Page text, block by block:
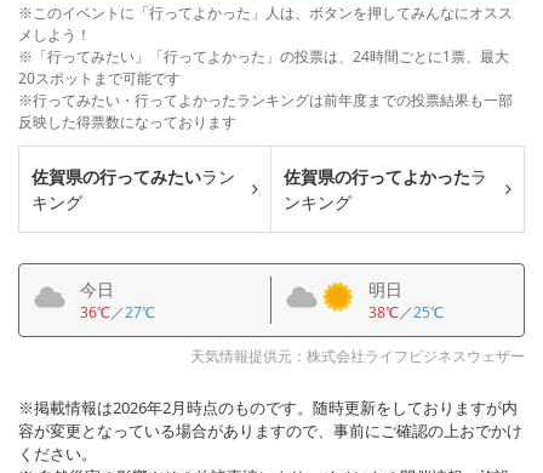
※このイベントに「行ってよかった」人は、ボタンを押してみんなにオスス
メしよう！
※「行ってみたい」「行ってよかった」の投票は、24時間ごとに1票、最大
20スポットまで可能です
※行ってみたい・行ってよかったランキングは前年度までの投票結果も一部
反映した得票数になっております
佐賀県の行ってみたいラン
キング
佐賀県の行ってよかったラ
ンキング
今日
36℃／27℃
明日
38℃／25℃
天気情報提供元：株式会社ライフビジネスウェザー
※掲載情報は2026年2月時点のものです。随時更新をしておりますが内
容が変更となっている場合がありますので、事前にご確認の上おでかけ
ください。